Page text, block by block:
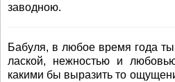
заводною.
Бабуля, в любое время года
лаской, нежностью и
какими бы выразить то